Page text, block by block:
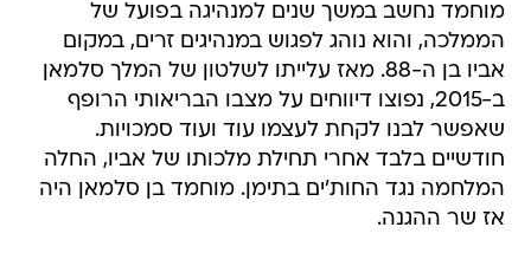
מוחמד נחשב במשך שנים למנהיגה בפועל של
הממלכה, והוא נוהג לפגוש במנהיגים זרים, במקום
אביו בן ה-88. מאז עלייתו לשלטון של המלך סלמאן
ב-2015, נפוצו דיווחים על מצבו הבריאותי הרופף
שאפשר לבנו לקחת לעצמו עוד ועוד סמכויות.
חודשיים בלבד אחרי תחילת מלכותו של אביו, החלה
המלחמה נגד החות'ים בתימן. מוחמד בן סלמאן היה
אז שר ההגנה.